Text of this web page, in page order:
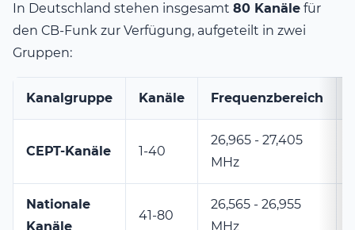
In Deutschland stehen insgesamt 80 Kanäle für
den CB-Funk zur Verfügung, aufgeteilt in zwei
Gruppen:
Kanalgruppe Kanäle Frequenzbereich
CEPT-Kanäle 1-40
26,965 - 27,405
MHz
Nationale
Kanäle
41-80
26,565 - 26,955
MHz